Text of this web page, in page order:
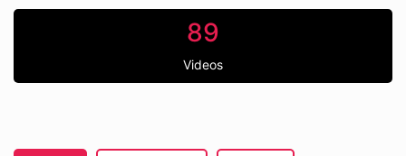
89
Videos